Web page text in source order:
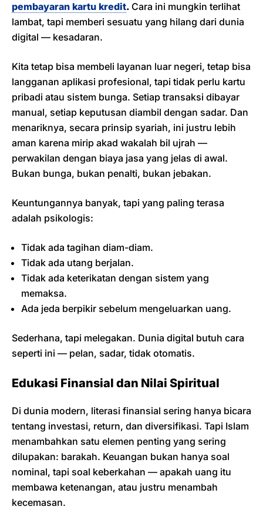
pembayaran kartu kredit. Cara ini mungkin terlihat
lambat, tapi memberi sesuatu yang hilang dari dunia
digital — kesadaran.
Kita tetap bisa membeli layanan luar negeri, tetap bisa
langganan aplikasi profesional, tapi tidak perlu kartu
pribadi atau sistem bunga. Setiap transaksi dibayar
manual, setiap keputusan diambil dengan sadar. Dan
menariknya, secara prinsip syariah, ini justru lebih
aman karena mirip akad wakalah bil ujrah —
perwakilan dengan biaya jasa yang jelas di awal.
Bukan bunga, bukan penalti, bukan jebakan.
Keuntungannya banyak, tapi yang paling terasa
adalah psikologis:
Tidak ada tagihan diam-diam.
Tidak ada utang berjalan.
Tidak ada keterikatan dengan sistem yang
memaksa.
Ada jeda berpikir sebelum mengeluarkan uang.
Sederhana, tapi melegakan. Dunia digital butuh cara
seperti ini — pelan, sadar, tidak otomatis.
Edukasi Finansial dan Nilai Spiritual
Di dunia modern, literasi finansial sering hanya bicara
tentang investasi, return, dan diversifikasi. Tapi Islam
menambahkan satu elemen penting yang sering
dilupakan: barakah. Keuangan bukan hanya soal
nominal, tapi soal keberkahan — apakah uang itu
membawa ketenangan, atau justru menambah
kecemasan.